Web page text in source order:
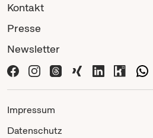
Kontakt
Presse
Newsletter
Impressum
Datenschutz